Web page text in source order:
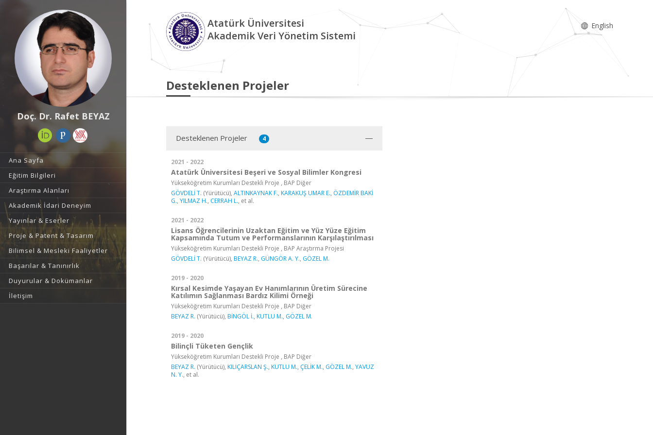
Doç. Dr. Rafet BEYAZ
Ana Sayfa
Eğitim Bilgileri
Araştırma Alanları
Akademik İdari Deneyim
Yayınlar & Eserler
Proje & Patent & Tasarım
Bilimsel & Mesleki Faaliyetler
Başarılar & Tanınırlık
Duyurular & Dokümanlar
İletişim
Atatürk Üniversitesi
Akademik Veri Yönetim Sistemi
English
Desteklenen Projeler
Desteklenen Projeler 4
2021 - 2022
Atatürk Üniversitesi Beşeri ve Sosyal Bilimler Kongresi
Yükseköğretim Kurumları Destekli Proje , BAP Diğer
GÖVDELİ T. (Yürütücü), ALTINKAYNAK F., KARAKUŞ UMAR E., ÖZDEMİR BAKİ
G., YILMAZ H., CERRAH L., et al.
2021 - 2022
Lisans Öğrencilerinin Uzaktan Eğitim ve Yüz Yüze Eğitim
Kapsamında Tutum ve Performanslarının Karşılaştırılması
Yükseköğretim Kurumları Destekli Proje , BAP Araştırma Projesi
GÖVDELİ T. (Yürütücü), BEYAZ R., GÜNGÖR A. Y., GÖZEL M.
2019 - 2020
Kırsal Kesimde Yaşayan Ev Hanımlarının Üretim Sürecine
Katılımın Sağlanması Bardız Kilimi Örneği
Yükseköğretim Kurumları Destekli Proje , BAP Diğer
BEYAZ R. (Yürütücü), BİNGÖL İ., KUTLU M., GÖZEL M.
2019 - 2020
Bilinçli Tüketen Gençlik
Yükseköğretim Kurumları Destekli Proje , BAP Diğer
BEYAZ R. (Yürütücü), KILIÇARSLAN Ş., KUTLU M., ÇELİK M., GÖZEL M., YAVUZ
N. Y., et al.